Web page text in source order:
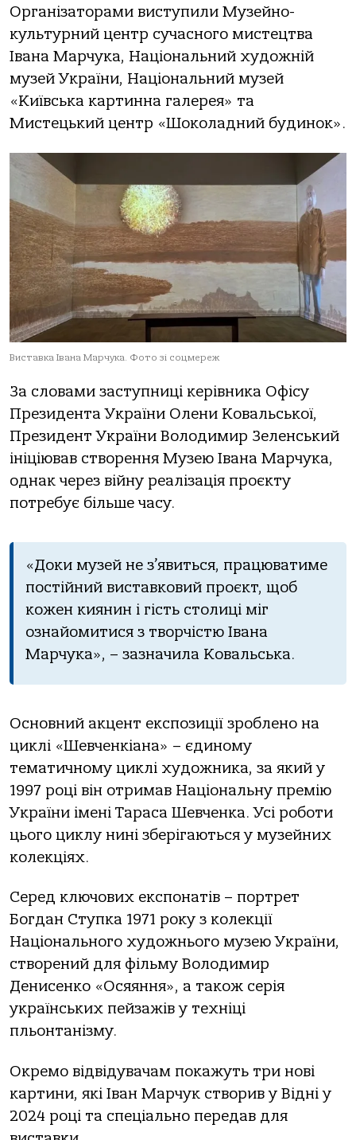
Організаторами виступили Музейно-
культурний центр сучасного мистецтва
Івана Марчука, Національний художній
музей України, Національний музей
«Київська картинна галерея» та
Мистецький центр «Шоколадний будинок».
Виставка Івана Марчука. Фото зі соцмереж
За словами заступниці керівника Офісу
Президента України Олени Ковальської,
Президент України Володимир Зеленський
ініціював створення Музею Івана Марчука,
однак через війну реалізація проєкту
потребує більше часу.
«Доки музей не з’явиться, працюватиме
постійний виставковий проєкт, щоб
кожен киянин і гість столиці міг
ознайомитися з творчістю Івана
Марчука», – зазначила Ковальська.
Основний акцент експозиції зроблено на
циклі «Шевченкіана» – єдиному
тематичному циклі художника, за який у
1997 році він отримав Національну премію
України імені Тараса Шевченка. Усі роботи
цього циклу нині зберігаються у музейних
колекціях.
Серед ключових експонатів – портрет
Богдан Ступка 1971 року з колекції
Національного художнього музею України,
створений для фільму Володимир
Денисенко «Осяяння», а також серія
українських пейзажів у техніці
пльонтанізму.
Окремо відвідувачам покажуть три нові
картини, які Іван Марчук створив у Відні у
2024 році та спеціально передав для